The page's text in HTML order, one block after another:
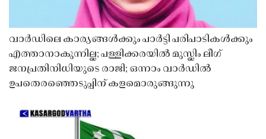
വാർഡിലെ കാര്യങ്ങൾക്കും പാർട്ടി പരിപാടികൾക്കും
എത്താനാകുന്നില്ല; പള്ളിക്കരയിൽ മുസ്ലിം ലീഗ്
ജനപ്രതിനിധിയുടെ രാജി; ഒന്നാം വാർഡിൽ
ഉപതെരഞ്ഞെടുപ്പിന് കളമൊരുങ്ങുന്നു